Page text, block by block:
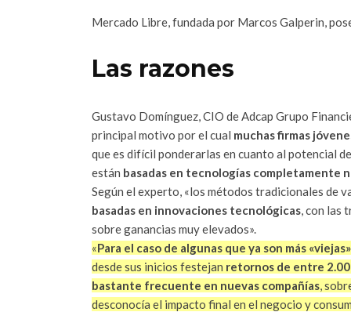
Mercado Libre, fundada por Marcos Galperin,
Las razones
Gustavo Domínguez, CIO de Adcap Grupo
principal motivo por el cual muchas firmas
que es difícil ponderarlas en cuanto al potencial
están basadas en tecnologías completamente
Según el experto, «los métodos tradicionales de
basadas en innovaciones tecnológicas, con las
sobre ganancias muy elevados».
«Para el caso de algunas que ya son más «viejas»
desde sus inicios festejan retornos de entre
bastante frecuente en nuevas compañías,
desconocía el impacto final en el negocio y